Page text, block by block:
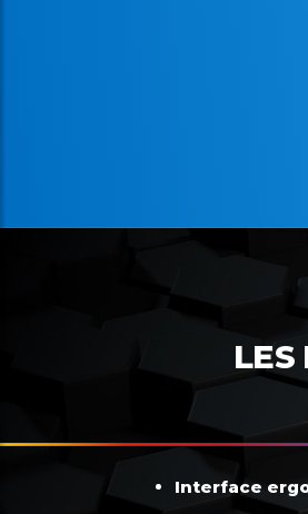
LES
Interface